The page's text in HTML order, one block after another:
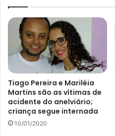
Tiago Pereira e Mariléia
Martins são as vítimas de
acidente do anelviário;
criança segue internada
10/01/2020